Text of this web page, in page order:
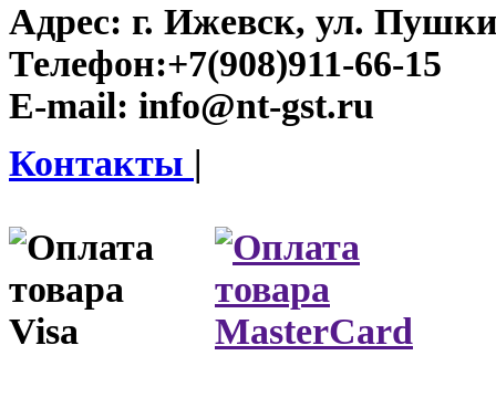
Адрес: г. Ижевск, ул.
Телефон:+7(908)911-66-15
E-mail: info@nt-gst.ru
Контакты |